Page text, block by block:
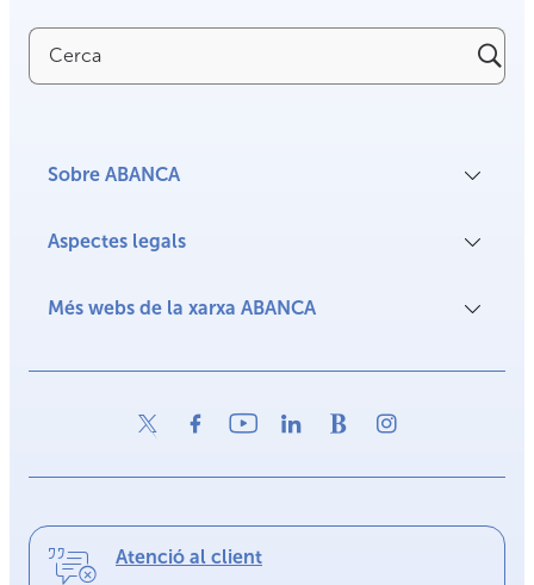
Cerca
Sobre ABANCA
Aspectes legals
Més webs de la xarxa ABANCA
Atenció al client